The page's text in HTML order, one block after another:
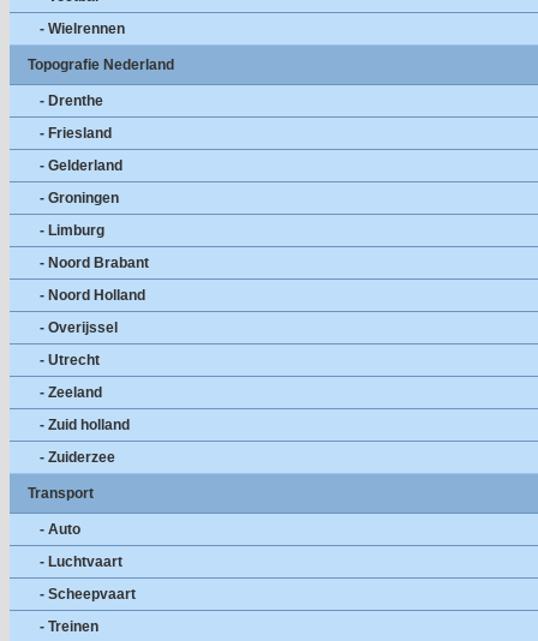
- Wielrennen
Topografie Nederland
- Drenthe
- Friesland
- Gelderland
- Groningen
- Limburg
- Noord Brabant
- Noord Holland
- Overijssel
- Utrecht
- Zeeland
- Zuid holland
- Zuiderzee
Transport
- Auto
- Luchtvaart
- Scheepvaart
- Treinen